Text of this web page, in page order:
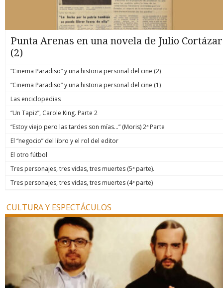
Punta Arenas en una novela de Julio Cortázar
(2)
“Cinema Paradiso” y una historia personal del cine (2)
“Cinema Paradiso” y una historia personal del cine (1)
Las enciclopedias
“Un Tapiz”, Carole King. Parte 2
“Estoy viejo pero las tardes son mías…” (Moris) 2ª Parte
El “negocio” del libro y el rol del editor
El otro fútbol
Tres personajes, tres vidas, tres muertes (5ª parte).
Tres personajes, tres vidas, tres muertes (4ª parte)
CULTURA Y ESPECTÁCULOS